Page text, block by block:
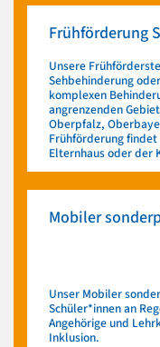
Frühförderung
Unsere
Sehbehinderung
komplexen
angrenzenden
Oberpfalz,
Frühförderung
Elternhaus oder der
Mobiler
Unser Mobiler
Schüler*innen an
Angehörige und
Inklusion.